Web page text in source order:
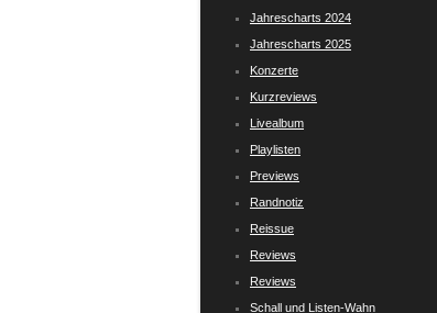
Jahrescharts 2024
Jahrescharts 2025
Konzerte
Kurzreviews
Livealbum
Playlisten
Previews
Randnotiz
Reissue
Reviews
Reviews
Schall und Listen-Wahn